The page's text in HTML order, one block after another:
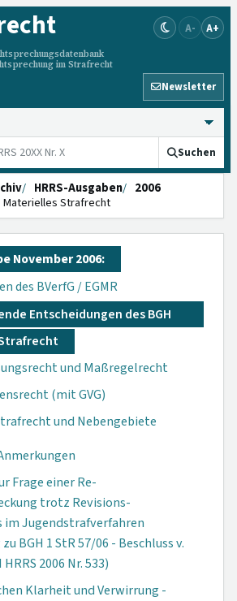
im Strafrecht
A- A+
Newsletter
Suchen
HRRS-Ausgaben
2006
Materielles Strafrecht
November 2006:
des BVerfG / EGMR
Entscheidungen des BGH
und Maßregelrecht
(mit GVG)
und Nebengebiete
Frage einer Re­
trotz Revisions­
im Jugendstrafver­fahren
BGH 1 StR 57/06 - Beschluss v.
HRRS 2006 Nr. 533)
Klarheit und Ver­wirrung -